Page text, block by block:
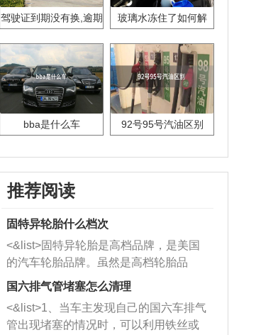
驾驶证到期没有换,逾期
玻璃水冻住了如何解
bba是什么车 92号95号汽油区别
推荐阅读
固特异轮胎什么档次
<&list>固特异轮胎是高档品牌，是美国
的汽车轮胎品牌。虽然是高档轮胎品
牌，但是中高低端的轮胎都有生产，这
也是为了更好的开拓市场。
国六排气管堵塞怎么清理
<&list>1、当车主发现自己的国六车排气
管出现堵塞的情况时，可以利用铁丝或